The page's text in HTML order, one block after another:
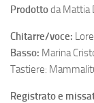
Prodottoda Mattia
Chitarre/voce:
Basso: Marina
Tastiere:
Registrato e